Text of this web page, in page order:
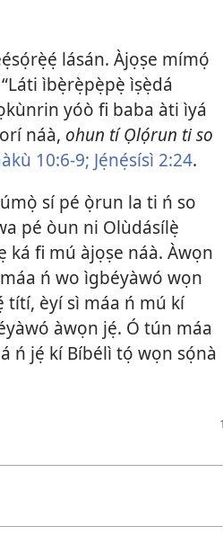
lásán. Àjọṣe mímọ́
ìbẹ̀rẹ̀pẹ̀pẹ̀ ìṣẹ̀dá
yóò fi baba àti ìyá
náà, ohun tí Ọlọ́run ti so
10:6-9; Jẹ́nẹ́sísì 2:24.
sí pé ọ̀run la ti ń so
pé òun ni Olùdásílẹ̀
ká fi mú àjọṣe náà. Àwọn
ń wo ìgbéyàwó wọn
èyí sì máa ń mú kí
àwọn jẹ́. Ó tún máa
ń jẹ́ kí Bíbélì tọ́ wọn sọ́nà